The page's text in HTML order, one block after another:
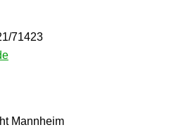
71423
Mannheim